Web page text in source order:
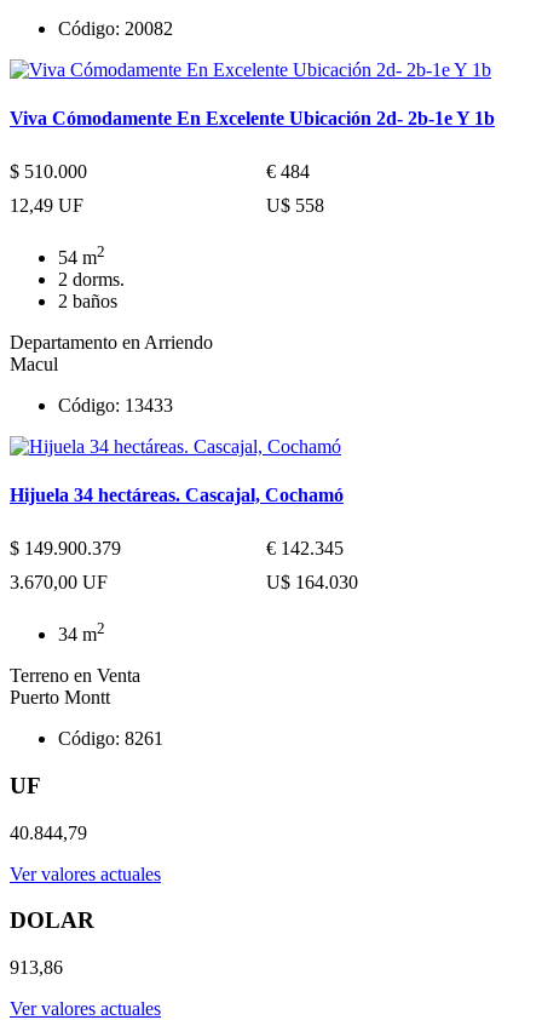
Código: 20082
Viva Cómodamente En Excelente Ubicación 2d- 2b-1e Y 1b
$ 510.000
€ 484
12,49 UF
U$ 558
54 m2
2 dorms.
2 baños
Departamento en Arriendo
Macul
Código: 13433
Hijuela 34 hectáreas. Cascajal, Cochamó
$ 149.900.379
€ 142.345
3.670,00 UF
U$ 164.030
34 m2
Terreno en Venta
Puerto Montt
Código: 8261
UF
40.844,79
Ver valores actuales
DOLAR
913,86
Ver valores actuales